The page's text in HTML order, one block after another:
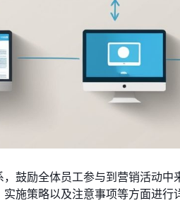
鼓励全体员工参与到营销活动中
施策略以及注意事项等方面进